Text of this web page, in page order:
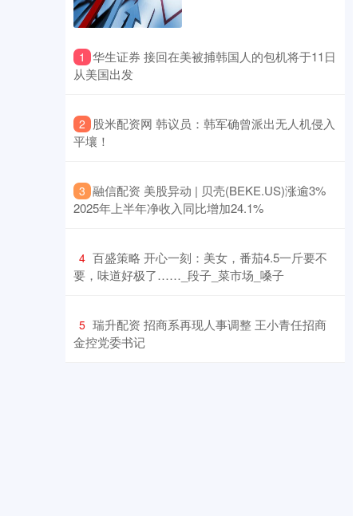
1 ​华生证券 接回在美被捕韩国人的包机将于11日
从美国出发
2 ​股米配资网 韩议员：韩军确曾派出无人机侵入
平壤！
3 ​融信配资 美股异动 | 贝壳(BEKE.US)涨逾3%
2025年上半年净收入同比增加24.1%
4 ​百盛策略 开心一刻：美女，番茄4.5一斤要不
要，味道好极了……_段子_菜市场_嗓子
5 ​瑞升配资 招商系再现人事调整 王小青任招商
金控党委书记